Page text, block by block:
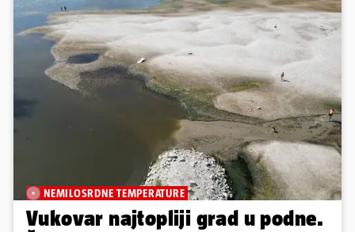
NEMILOSRDNE TEMPERATURE
Vukovar najtopliji grad u podne.